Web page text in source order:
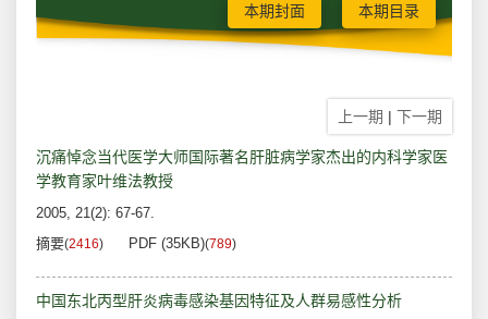
本期封面 本期目录
上一期 | 下一期
沉痛悼念当代医学大师国际著名肝脏病学家杰出的内科学家医
学教育家叶维法教授
2005, 21(2): 67-67.
摘要(2416) PDF (35KB)(789)
中国东北丙型肝炎病毒感染基因特征及人群易感性分析